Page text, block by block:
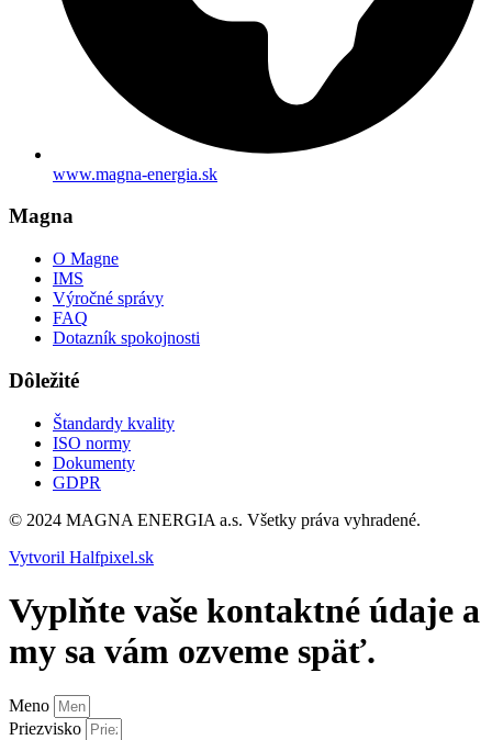
www.magna-energia.sk
Magna
O Magne
IMS
Výročné správy
FAQ
Dotazník spokojnosti
Dôležité
Štandardy kvality
ISO normy
Dokumenty
GDPR
© 2024 MAGNA ENERGIA a.s. Všetky práva vyhradené.
Vytvoril Halfpixel.sk
Vyplňte vaše kontaktné údaje a
my sa vám ozveme späť.
Meno
Priezvisko